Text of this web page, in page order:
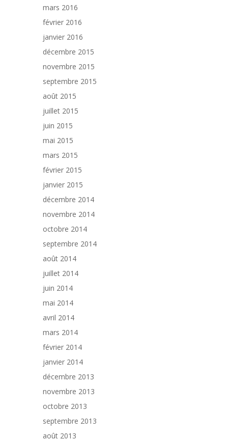
mars 2016
février 2016
janvier 2016
décembre 2015
novembre 2015
septembre 2015
août 2015
juillet 2015
juin 2015
mai 2015
mars 2015
février 2015
janvier 2015
décembre 2014
novembre 2014
octobre 2014
septembre 2014
août 2014
juillet 2014
juin 2014
mai 2014
avril 2014
mars 2014
février 2014
janvier 2014
décembre 2013
novembre 2013
octobre 2013
septembre 2013
août 2013